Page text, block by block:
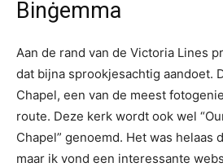
Binġemma
Aan de rand van de Victoria Lines
dat bijna sprookjesachtig aandoet.
Chapel, een van de meest
route. Deze kerk wordt ook wel
Chapel” genoemd. Het was helaas
maar ik vond een interessante